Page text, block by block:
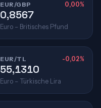
EUR/GBP 0,00%
0,8567
Euro – Britisches Pfund
EUR/TL -0,02%
55,1310
Euro – Türkische Lira